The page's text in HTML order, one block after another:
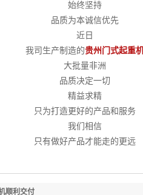
始终坚持
品质为本诚信优先
近日
我司生产制造的贵州门式起重
大批量非洲
品质决定一切
精益求精
只为打造更好的产品和服务
我们相信
只有做好产品才能走的更远
顺利交付